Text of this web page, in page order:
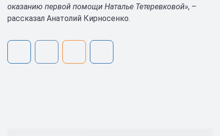
оказанию первой помощи Наталье Тетеревковой», –
рассказал Анатолий Кирносенко.